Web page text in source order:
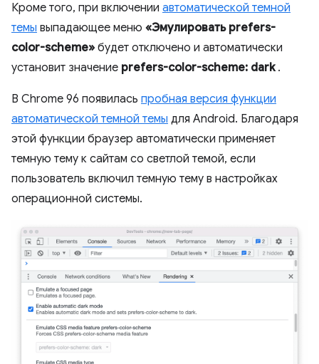
Кроме того, при включении автоматической темной
темы выпадающее меню «Эмулировать prefers-
color-scheme» будет отключено и автоматически
установит значение prefers-color-scheme: dark.
В Chrome 96 появилась пробная версия функции
автоматической темной темы для Android. Благодаря
этой функции браузер автоматически применяет
темную тему к сайтам со светлой темой, если
пользователь включил темную тему в настройках
операционной системы.